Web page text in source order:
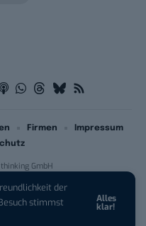
der
stimmst
Alles
klar!
GmbH
Firmen
Impressum
1 € +